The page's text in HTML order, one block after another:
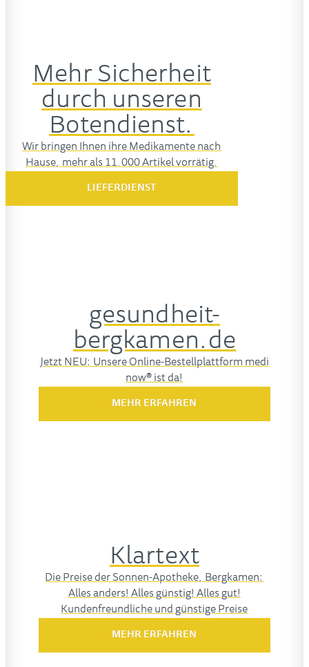
Mehr Sicherheit
durch unseren
Botendienst.
Wir bringen Ihnen ihre Medikamente nach
Hause, mehr als 11.000 Artikel vorrätig.
LIEFERDIENST
gesundheit-
bergkamen.de
Jetzt NEU: Unsere Online-Bestellplattform medi
now® ist da!
MEHR ERFAHREN
Klartext
Die Preise der Sonnen-Apotheke, Bergkamen:
Alles anders! Alles günstig! Alles gut!
Kundenfreundliche und günstige Preise
MEHR ERFAHREN